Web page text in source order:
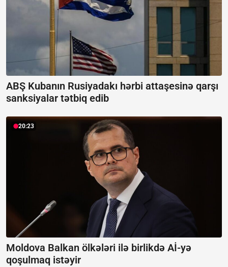
ABŞ Kubanın Rusiyadakı hərbi attaşesinə qarşı
sanksiyalar tətbiq edib
20:23
Moldova Balkan ölkələri ilə birlikdə Aİ-yə
qoşulmaq istəyir